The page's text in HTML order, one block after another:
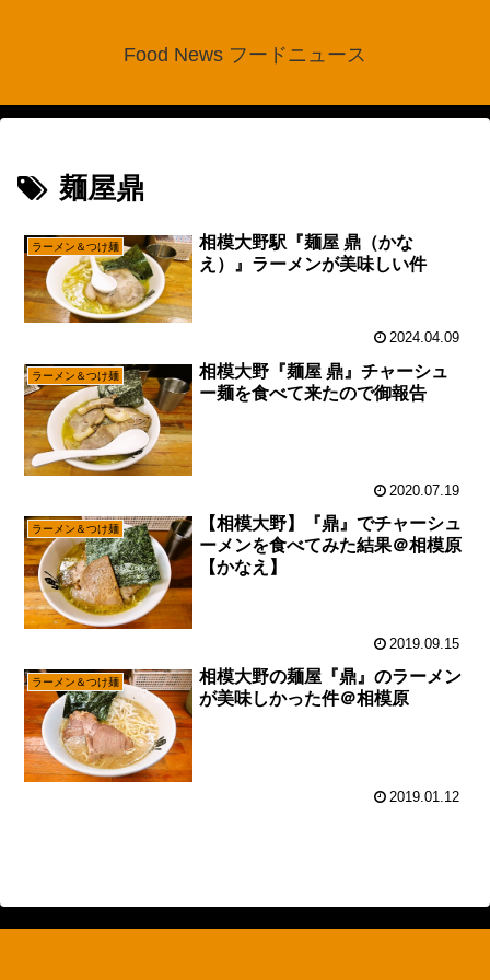
Food News フードニュース
麺屋鼎
ラーメン＆つけ麺
相模大野駅『麺屋 鼎（かな
え）』ラーメンが美味しい件
2024.04.09
ラーメン＆つけ麺
相模大野『麺屋 鼎』チャーシュ
ー麺を食べて来たので御報告
2020.07.19
ラーメン＆つけ麺
【相模大野】『鼎』でチャーシュ
ーメンを食べてみた結果＠相模原
【かなえ】
2019.09.15
ラーメン＆つけ麺
相模大野の麺屋『鼎』のラーメン
が美味しかった件＠相模原
2019.01.12